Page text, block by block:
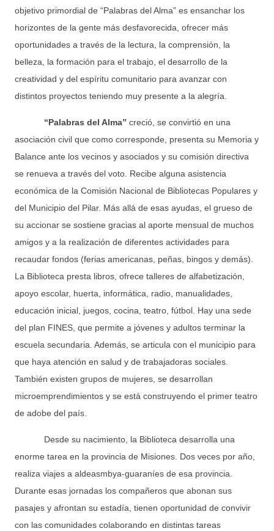
objetivo primordial de “Palabras del Alma” es ensanchar los
horizontes de la gente más desfavorecida, ofrecer más
oportunidades a través de la lectura, la comprensión, la
belleza, la formación para el trabajo, el desarrollo de la
creatividad y del espíritu comunitario para avanzar con
distintos proyectos teniendo muy presente a la alegría.
“Palabras del Alma” creció, se convirtió en una
asociación civil que como corresponde, presenta su Memoria y
Balance ante los vecinos y asociados y su comisión directiva
se renueva a través del voto. Recibe alguna asistencia
económica de la Comisión Nacional de Bibliotecas Populares y
del Municipio del Pilar. Más allá de esas ayudas, el grueso de
su accionar se sostiene gracias al aporte mensual de muchos
amigos y a la realización de diferentes actividades para
recaudar fondos (ferias americanas, peñas, bingos y demás).
La Biblioteca presta libros, ofrece talleres de alfabetización,
apoyo escolar, huerta, informática, radio, manualidades,
educación inicial, juegos, cocina, teatro, fútbol. Hay una sede
del plan FINES, que permite a jóvenes y adultos terminar la
escuela secundaria. Además, se articula con el municipio para
que haya atención en salud y de trabajadoras sociales.
También existen grupos de mujeres, se desarrollan
microemprendimientos y se está construyendo el primer teatro
de adobe del país.
Desde su nacimiento, la Biblioteca desarrolla una
enorme tarea en la provincia de Misiones. Dos veces por año,
realiza viajes a aldeasmbya-guaraníes de esa provincia.
Durante esas jornadas los compañeros que abonan sus
pasajes y afrontan su estadía, tienen oportunidad de convivir
con las comunidades colaborando en distintas tareas